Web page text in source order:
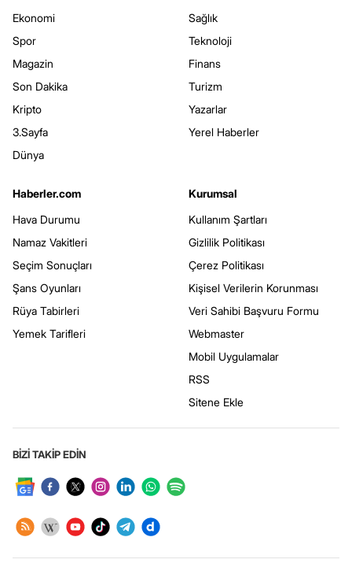
Ekonomi
Spor
Magazin
Son Dakika
Kripto
3.Sayfa
Dünya
Sağlık
Teknoloji
Finans
Turizm
Yazarlar
Yerel Haberler
Haberler.com
Hava Durumu
Namaz Vakitleri
Seçim Sonuçları
Şans Oyunları
Rüya Tabirleri
Yemek Tarifleri
Kurumsal
Kullanım Şartları
Gizlilik Politikası
Çerez Politikası
Kişisel Verilerin Korunması
Veri Sahibi Başvuru Formu
Webmaster
Mobil Uygulamalar
RSS
Sitene Ekle
BİZİ TAKİP EDİN